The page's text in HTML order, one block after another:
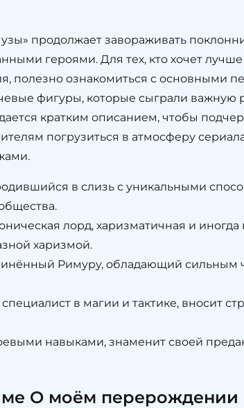
продолжает завораживать
героями. Для тех, кто хочет лучше
полезно ознакомиться с основными
фигуры, которые сыграли важную
кратким описанием, чтобы
погрузиться в атмосферу
в слизь с уникальными
лорд, харизматичная и иногда
харизмой.
Римуру, обладающий сильным
в магии и тактике, вносит
навыками, знаменит своей
О моём перерождении